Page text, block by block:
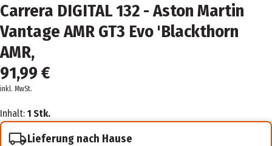
Carrera DIGITAL 132 - Aston Martin
Vantage AMR GT3 Evo 'Blackthorn
AMR,
91,99 €
inkl. MwSt.
Inhalt: 1 Stk.
Lieferung nach Hause